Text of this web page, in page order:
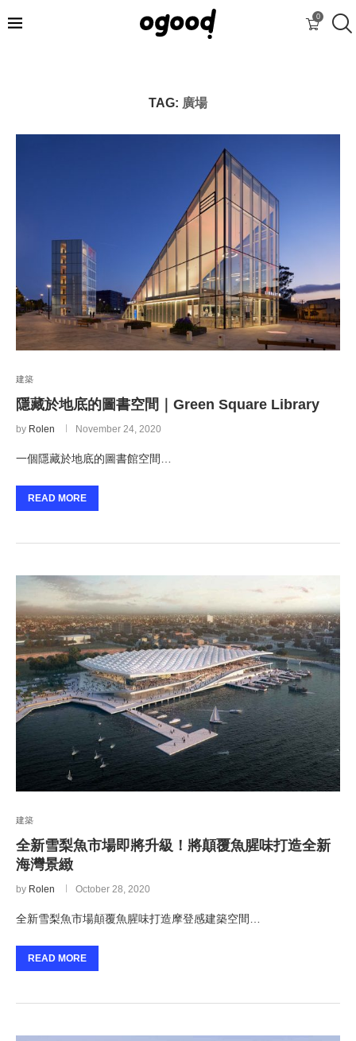
0
TAG: 廣場
建築
隱藏於地底的圖書空間｜Green Square Library
by Rolen November 24, 2020
一個隱藏於地底的圖書館空間…
READ MORE
建築
全新雪梨魚市場即將升級！將顛覆魚腥味打造全新
海灣景緻
by Rolen October 28, 2020
全新雪梨魚市場顛覆魚腥味打造摩登感建築空間…
READ MORE